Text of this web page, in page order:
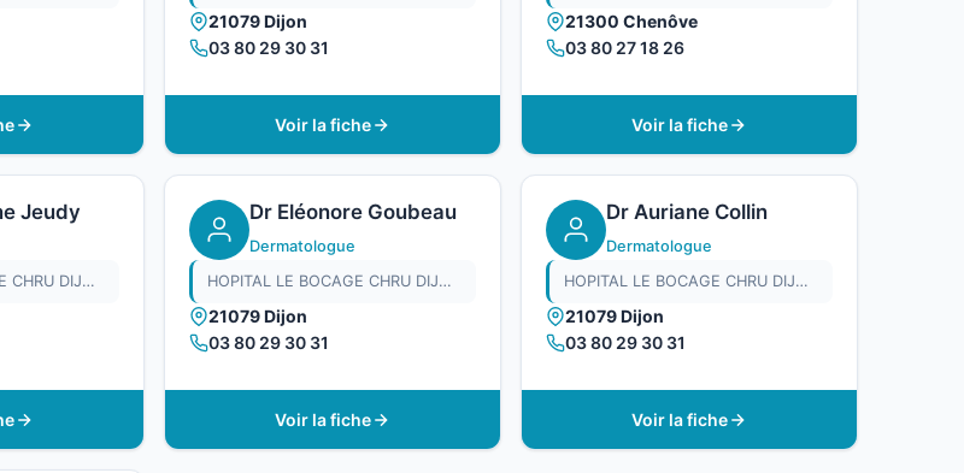
21079 Dijon
03 80 29 30 31
Voir la fiche
21300 Chenôve
03 80 27 18 26
Voir la fiche
Jeudy
HOPITAL LE BOCAGE CHRU DIJON
Dr Eléonore Goubeau
Dermatologue
HOPITAL LE BOCAGE CHRU DIJON
21079 Dijon
03 80 29 30 31
Voir la fiche
Dr Auriane Collin
Dermatologue
HOPITAL LE BOCAGE CHRU DIJON
21079 Dijon
03 80 29 30 31
Voir la fiche